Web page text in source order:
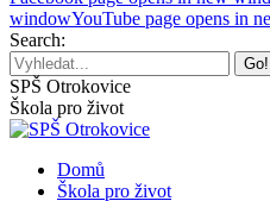
windowYouTube page opens in
Search:
SPŠ Otrokovice
Škola pro život
Domů
Škola pro život